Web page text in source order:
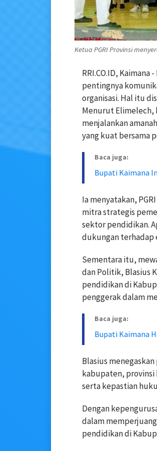
Ketua PGRI Provinsi
RRI.CO.ID,
pentingnya
organisasi. Hal itu
Menurut Elimelech,
menjalankan
yang kuat bersama
Baca juga:
Bupati Kaimana
Ia menyatakan,
mitra strategis
sektor pendidikan.
dukungan terhadap
Sementara itu,
dan Politik, Blasius
pendidikan di
penggerak dalam
Baca juga:
Bupati Kaimana
Blasius
kabupaten,
serta kepastian
Dengan
dalam
pendidikan di